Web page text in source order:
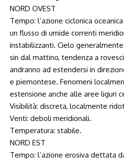
NORD OVEST
Tempo: l’azione ciclonica
un flusso di umide correnti
instabilizzanti. Cielo
sin dal mattino, tendenza a
andranno ad estendersi in
e piemontese. Fenomeni
estensione anche alle aree liguri
Visibilità: discreta, localmente
Venti: deboli meridionali.
Temperatura: stabile.
NORD EST
Tempo: l’azione erosiva dettata